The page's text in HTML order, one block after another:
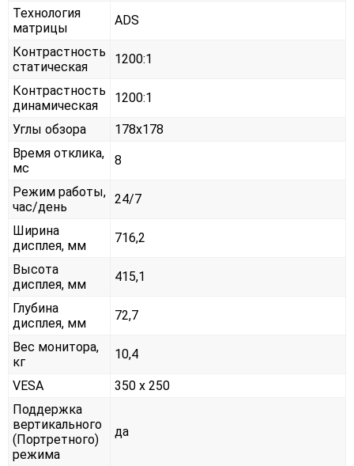
Технология
матрицы
ADS
Контрастность
статическая
1200:1
Контрастность
динамическая
1200:1
Углы обзора
178x178
Время отклика,
мс
8
Режим работы,
час/день
24/7
Ширина
дисплея, мм
716,2
Высота
дисплея, мм
415,1
Глубина
дисплея, мм
72,7
Вес монитора,
кг
10,4
VESA
350 x 250
Поддержка
вертикального
(Портретного)
режима
да